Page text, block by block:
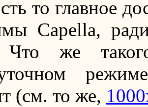
то главное
Capella,
Что же
(см. то же,